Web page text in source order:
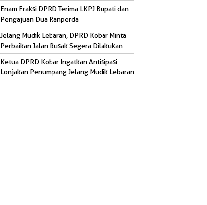
Enam Fraksi DPRD Terima LKPJ Bupati dan
Pengajuan Dua Ranperda
Jelang Mudik Lebaran, DPRD Kobar Minta
Perbaikan Jalan Rusak Segera Dilakukan
Ketua DPRD Kobar Ingatkan Antisipasi
Lonjakan Penumpang Jelang Mudik Lebaran